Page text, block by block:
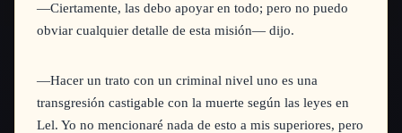
—Ciertamente, las debo apoyar en todo; pero no puedo
obviar cualquier detalle de esta misión— dijo.
—Hacer un trato con un criminal nivel uno es una
transgresión castigable con la muerte según las leyes en
Lel. Yo no mencionaré nada de esto a mis superiores, pero